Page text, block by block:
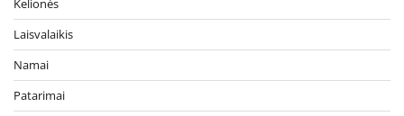
Kelionės
Laisvalaikis
Namai
Patarimai